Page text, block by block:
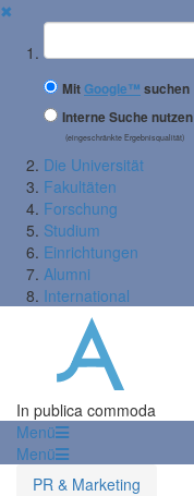
✖
Suchbegriff
MitGoogle™ suchen
Interne Suche nutzen
(eingeschränkte Ergebnisqualität)
Die Universität
Fakultäten
Forschung
Studium
Einrichtungen
Alumni
International
In publica commoda
Menü
Menü
PR & Marketing